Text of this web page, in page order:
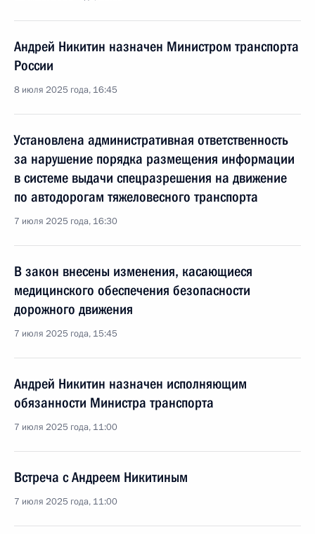
Андрей Никитин назначен Министром транспорта
России
8 июля 2025 года, 16:45
Установлена административная ответственность
за нарушение порядка размещения информации
в системе выдачи спецразрешения на движение
по автодорогам тяжеловесного транспорта
7 июля 2025 года, 16:30
В закон внесены изменения, касающиеся
медицинского обеспечения безопасности
дорожного движения
7 июля 2025 года, 15:45
Андрей Никитин назначен исполняющим
обязанности Министра транспорта
7 июля 2025 года, 11:00
Встреча с Андреем Никитиным
7 июля 2025 года, 11:00